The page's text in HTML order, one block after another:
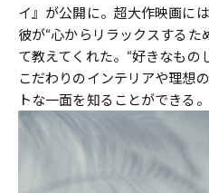
イ』が公開に。超大作映画に
彼が“心からリラックスするた
て教えてくれた。“好きなもの
こだわりのインテリアや理想
トな一面を知ることができる。